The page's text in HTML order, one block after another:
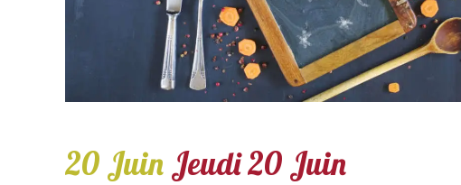
20 Juin Jeudi 20 Juin